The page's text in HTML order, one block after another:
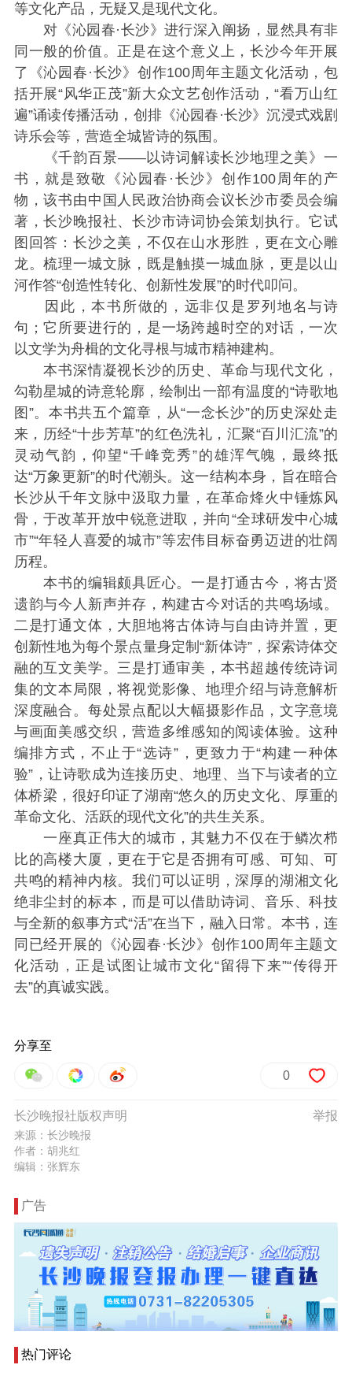
等文化产品，无疑又是现代文化。
对《沁园春·长沙》进行深入阐扬，显然具有非
同一般的价值。正是在这个意义上，长沙今年开展
了《沁园春·长沙》创作100周年主题文化活动，包
括开展“风华正茂”新大众文艺创作活动，“看万山红
遍”诵读传播活动，创排《沁园春·长沙》沉浸式戏剧
诗乐会等，营造全城皆诗的氛围。
《千韵百景——以诗词解读长沙地理之美》一
书，就是致敬《沁园春·长沙》创作100周年的产
物，该书由中国人民政治协商会议长沙市委员会编
著，长沙晚报社、长沙市诗词协会策划执行。它试
图回答：长沙之美，不仅在山水形胜，更在文心雕
龙。梳理一城文脉，既是触摸一城血脉，更是以山
河作答“创造性转化、创新性发展”的时代叩问。
因此，本书所做的，远非仅是罗列地名与诗
句；它所要进行的，是一场跨越时空的对话，一次
以文学为舟楫的文化寻根与城市精神建构。
本书深情凝视长沙的历史、革命与现代文化，
勾勒星城的诗意轮廓，绘制出一部有温度的“诗歌地
图”。本书共五个篇章，从“一念长沙”的历史深处走
来，历经“十步芳草”的红色洗礼，汇聚“百川汇流”的
灵动气韵，仰望“千峰竞秀”的雄浑气魄，最终抵
达“万象更新”的时代潮头。这一结构本身，旨在暗合
长沙从千年文脉中汲取力量，在革命烽火中锤炼风
骨，于改革开放中锐意进取，并向“全球研发中心城
市”“年轻人喜爱的城市”等宏伟目标奋勇迈进的壮阔
历程。
本书的编辑颇具匠心。一是打通古今，将古贤
遗韵与今人新声并存，构建古今对话的共鸣场域。
二是打通文体，大胆地将古体诗与自由诗并置，更
创新性地为每个景点量身定制“新体诗”，探索诗体交
融的互文美学。三是打通审美，本书超越传统诗词
集的文本局限，将视觉影像、地理介绍与诗意解析
深度融合。每处景点配以大幅摄影作品，文字意境
与画面美感交织，营造多维感知的阅读体验。这种
编排方式，不止于“选诗”，更致力于“构建一种体
验”，让诗歌成为连接历史、地理、当下与读者的立
体桥梁，很好印证了湖南“悠久的历史文化、厚重的
革命文化、活跃的现代文化”的共生关系。
一座真正伟大的城市，其魅力不仅在于鳞次栉
比的高楼大厦，更在于它是否拥有可感、可知、可
共鸣的精神内核。我们可以证明，深厚的湖湘文化
绝非尘封的标本，而是可以借助诗词、音乐、科技
与全新的叙事方式“活”在当下，融入日常。本书，连
同已经开展的《沁园春·长沙》创作100周年主题文
化活动，正是试图让城市文化“留得下来”“传得开
去”的真诚实践。
分享至
0
举报
长沙晚报社版权声明
来源：长沙晚报
作者：胡兆红
编辑：张辉东
广告
热门评论